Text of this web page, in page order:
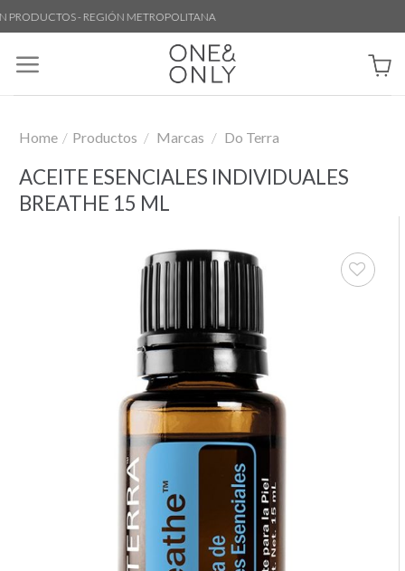
Skip
to
content
- REGIÓN METROPOLITANA
Home / Productos / Marcas / Do Terra
ACEITE ESENCIALES INDIVIDUALES
BREATHE 15 ML